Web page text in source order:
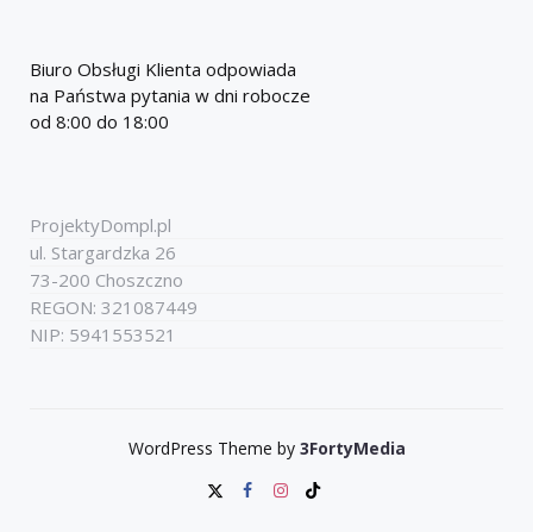
Biuro Obsługi Klienta odpowiada
na Państwa pytania w dni robocze
od 8:00 do 18:00
ProjektyDompl.pl
ul. Stargardzka 26
73-200 Choszczno
REGON: 321087449
NIP: 5941553521
WordPress Theme by 3FortyMedia